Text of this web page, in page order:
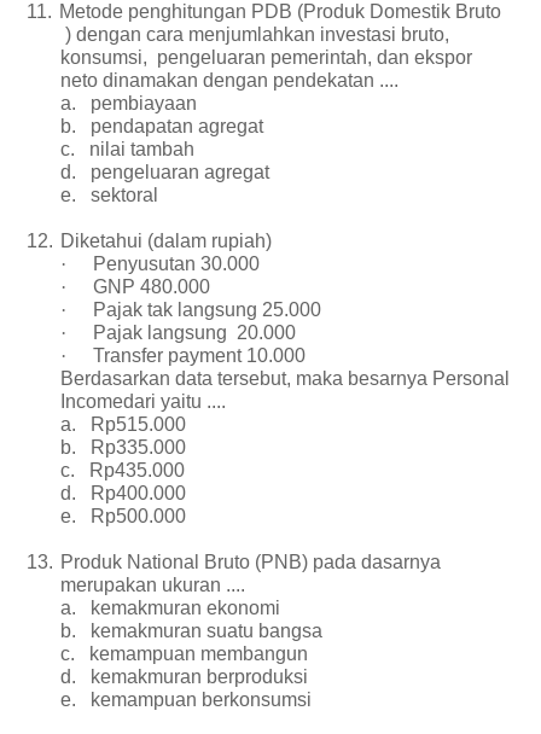
11. Metode penghitungan PDB (Produk Domestik Bruto
) dengan cara menjumlahkan investasi bruto,
konsumsi, pengeluaran pemerintah, dan ekspor
neto dinamakan dengan pendekatan ....
a.
pembiayaan
b.
pendapatan agregat
c.
nilai tambah
d.
pengeluaran agregat
e.
sektoral
12. Diketahui (dalam rupiah)
·
Penyusutan 30.000
·
GNP 480.000
·
Pajak tak langsung 25.000
·
Pajak langsung 20.000
·
Transfer payment 10.000
Berdasarkan data tersebut, maka besarnya Personal
Incomedari yaitu ....
a.
Rp515.000
b.
Rp335.000
c.
Rp435.000
d.
Rp400.000
e.
Rp500.000
13. Produk National Bruto (PNB) pada dasarnya
merupakan ukuran ....
a.
kemakmuran ekonomi
b.
kemakmuran suatu bangsa
c.
kemampuan membangun
d.
kemakmuran berproduksi
e.
kemampuan berkonsumsi